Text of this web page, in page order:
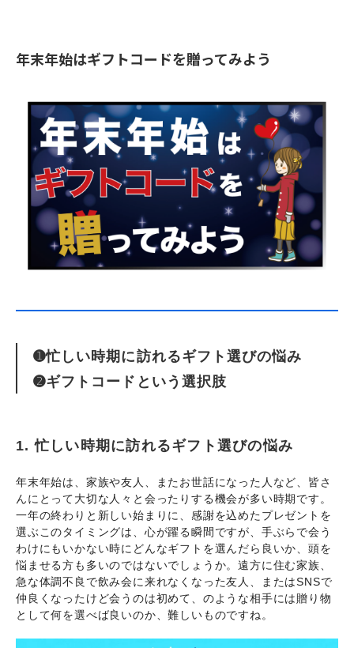
年末年始はギフトコードを贈ってみよう
➊忙しい時期に訪れるギフト選びの悩み
➋ギフトコードという選択肢
1. 忙しい時期に訪れるギフト選びの悩み
年末年始は、家族や友人、またお世話になった人など、皆さ
んにとって大切な人々と会ったりする機会が多い時期です。
一年の終わりと新しい始まりに、感謝を込めたプレゼントを
選ぶこのタイミングは、心が躍る瞬間ですが、手ぶらで会う
わけにもいかない時にどんなギフトを選んだら良いか、頭を
悩ませる方も多いのではないでしょうか。遠方に住む家族、
急な体調不良で飲み会に来れなくなった友人、またはSNSで
仲良くなったけど会うのは初めて、のような相手には贈り物
として何を選べば良いのか、難しいものですね。